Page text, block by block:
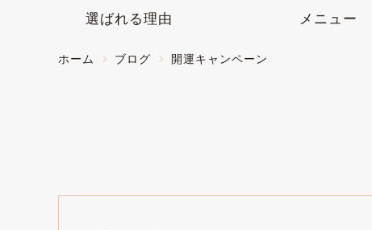
選ばれる理由 メニュー
ホーム ブログ 開運キャンペーン